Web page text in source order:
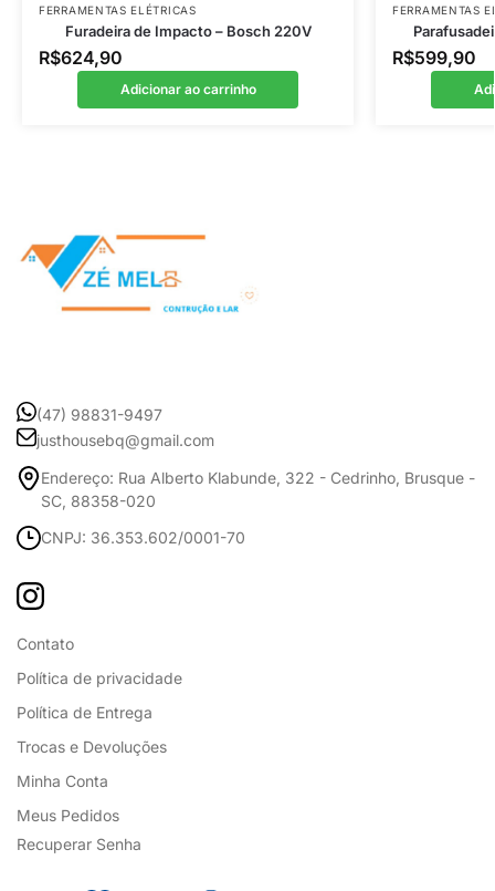
FERRAMENTAS ELÉTRICAS
Furadeira de Impacto – Bosch 220V
R$624,90
Adicionar ao carrinho
FERRAMENTAS
R$599,90
(47) 98831-9497
justhousebq@gmail.com
Endereço: Rua Alberto Klabunde, 322 - Cedrinho, Brusque -
SC, 88358-020
CNPJ: 36.353.602/0001-70
Contato
Política de privacidade
Política de Entrega
Trocas e Devoluções
Minha Conta
Meus Pedidos
Recuperar Senha